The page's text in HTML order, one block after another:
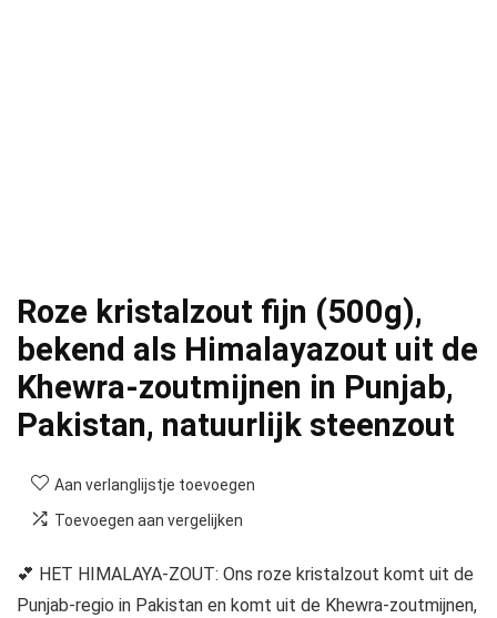
Roze kristalzout fijn (500g),
bekend als Himalayazout uit de
Khewra-zoutmijnen in Punjab,
Pakistan, natuurlijk steenzout
Aan verlanglijstje toevoegen
Toevoegen aan vergelijken
💕 HET HIMALAYA-ZOUT: Ons roze kristalzout komt uit de
Punjab-regio in Pakistan en komt uit de Khewra-zoutmijnen,